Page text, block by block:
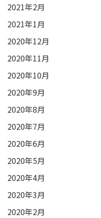
2021年2月
2021年1月
2020年12月
2020年11月
2020年10月
2020年9月
2020年8月
2020年7月
2020年6月
2020年5月
2020年4月
2020年3月
2020年2月